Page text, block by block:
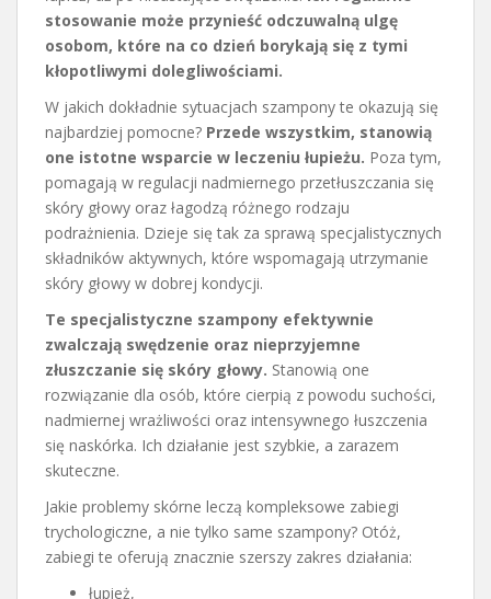
stosowanie może przynieść odczuwalną ulgę
osobom, które na co dzień borykają się z tymi
kłopotliwymi dolegliwościami.
W jakich dokładnie sytuacjach szampony te okazują się
najbardziej pomocne? Przede wszystkim, stanowią
one istotne wsparcie w leczeniu łupieżu. Poza tym,
pomagają w regulacji nadmiernego przetłuszczania się
skóry głowy oraz łagodzą różnego rodzaju
podrażnienia. Dzieje się tak za sprawą specjalistycznych
składników aktywnych, które wspomagają utrzymanie
skóry głowy w dobrej kondycji.
Te specjalistyczne szampony efektywnie
zwalczają swędzenie oraz nieprzyjemne
złuszczanie się skóry głowy. Stanowią one
rozwiązanie dla osób, które cierpią z powodu suchości,
nadmiernej wrażliwości oraz intensywnego łuszczenia
się naskórka. Ich działanie jest szybkie, a zarazem
skuteczne.
Jakie problemy skórne leczą kompleksowe zabiegi
trychologiczne, a nie tylko same szampony? Otóż,
zabiegi te oferują znacznie szerszy zakres działania:
łupież,